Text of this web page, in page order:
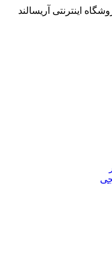
اینترنتی آریسالند